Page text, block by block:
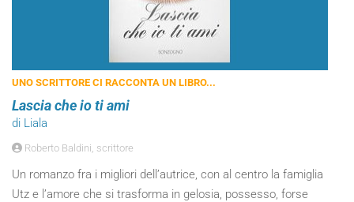
UNO SCRITTORE CI RACCONTA UN LIBRO...
Lascia che io ti ami
di Liala
Roberto Baldini, scrittore
Un romanzo fra i migliori dell’autrice, con al centro la famiglia
Utz e l’amore che si trasforma in gelosia, possesso, forse